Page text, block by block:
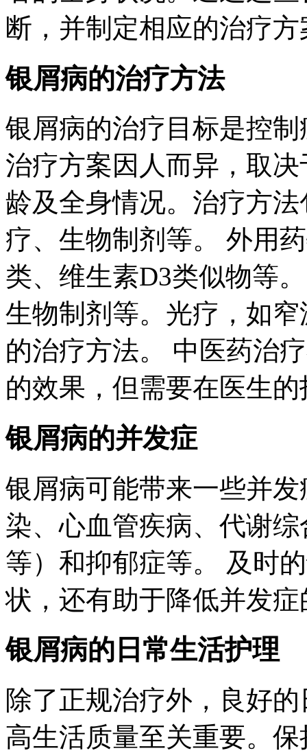
断，并制定相应的治疗方
银屑病的治疗方法
银屑病的治疗目标是控
治疗方案因人而异，取
龄及全身情况。治疗方
疗、生物制剂等。 外用
类、维生素D3类似物等
生物制剂等。光疗，如
的治疗方法。 中医药治
的效果，但需要在医生
银屑病的并发症
银屑病可能带来一些并
染、心血管疾病、代谢
等）和抑郁症等。 及时
状，还有助于降低并发
银屑病的日常生活护理
除了正规治疗外，良好
高生活质量至关重要。